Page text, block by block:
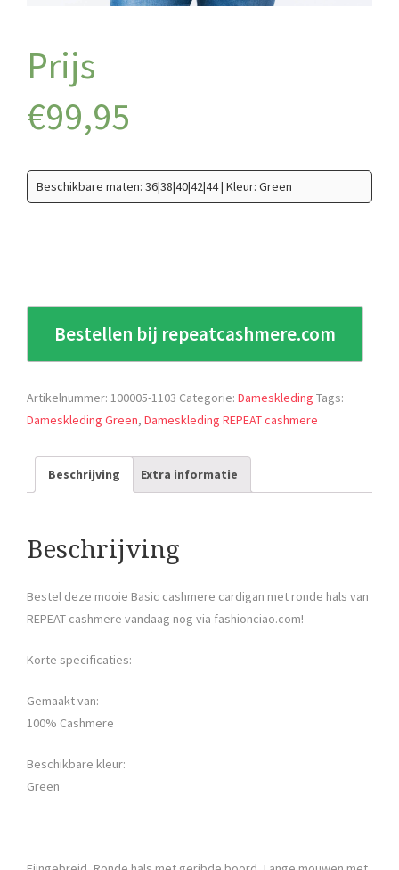
€99,95
Beschikbare maten: 36|38|40|42|44 | Kleur: Green
Bestellen bij repeatcashmere.com
Artikelnummer: 100005-1103 Categorie: Dameskleding Tags:
Dameskleding Green, Dameskleding REPEAT cashmere
Beschrijving Extra informatie
Beschrijving
Bestel deze mooie Basic cashmere cardigan met ronde hals van
REPEAT cashmere vandaag nog via fashionciao.com!
Korte specificaties:
Gemaakt van:
100% Cashmere
Beschikbare kleur:
Green